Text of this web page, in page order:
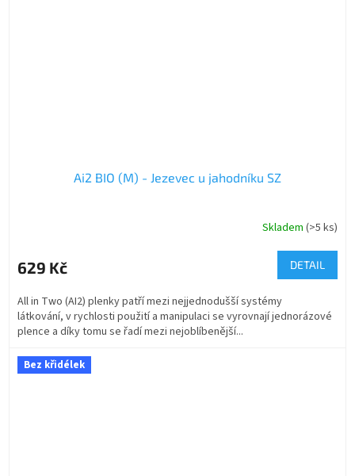
Ai2 BIO (M) - Jezevec u jahodníku SZ
Skladem (>5 ks)
629 Kč DETAIL
All in Two (AI2) plenky patří mezi nejjednodušší systémy
látkování, v rychlosti použití a manipulaci se vyrovnají jednorázové
plence a díky tomu se řadí mezi nejoblíbenější...
Bez křidélek